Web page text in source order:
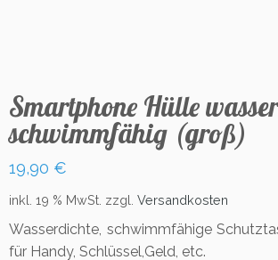
Smartphone Hülle
schwimmfähig (groß)
19,90 €
inkl. 19 % MwSt. zzgl. Versandkosten
Wasserdichte, schwimmfähige
für Handy, Schlüssel,Geld, etc.